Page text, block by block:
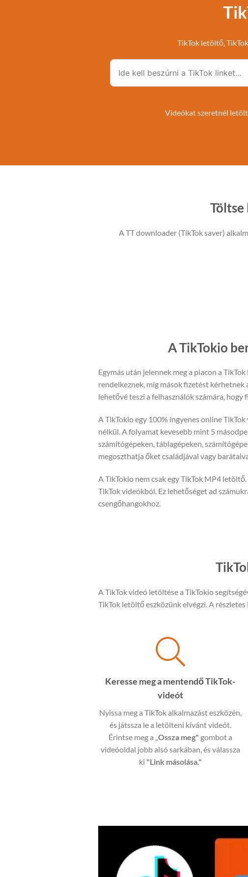
TikTok letöltő,
Videókat szeretnél
A TT downloader (TikTok saver)
A TikTokio
Egymás után jelennek meg a piacon a
rendelkeznek, míg mások fizetést
lehetővé teszi a felhasználók számára,
A TikTokio egy 100% ingyenes online
nélkül. A folyamat kevesebb mint 5
számítógépeken, táblagépeken,
megoszthatja őket családjával vagy
A TikTokio nem csak egy TikTok MP4
TikTok videókból. Ez lehetőséget ad
csengőhangokhoz.
A TikTok videó letöltése a TikTokio
TikTok letöltő eszközünk elvégzi. A
Keresse meg a mentendő TikTok-
videót
Nyissa meg a TikTok alkalmazást eszközén,
és játssza le a letölteni kívánt videót.
Érintse meg a „ Ossza meg" gombot a
videóoldal jobb alsó sarkában, és válassza
ki "Link másolása."